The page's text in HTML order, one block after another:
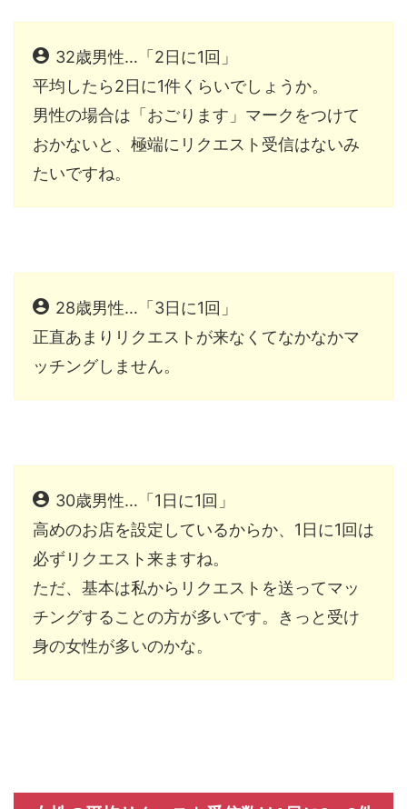
32歳男性…「2日に1回」
平均したら2日に1件くらいでしょうか。
男性の場合は「おごります」マークをつけて
おかないと、極端にリクエスト受信はないみ
たいですね。
28歳男性…「3日に1回」
正直あまりリクエストが来なくてなかなかマ
ッチングしません。
30歳男性…「1日に1回」
高めのお店を設定しているからか、1日に1回は
必ずリクエスト来ますね。
ただ、基本は私からリクエストを送ってマッ
チングすることの方が多いです。きっと受け
身の女性が多いのかな。